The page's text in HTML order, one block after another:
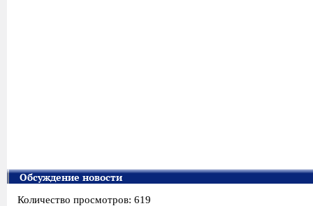
Обсуждение новости
Количество просмотров: 619